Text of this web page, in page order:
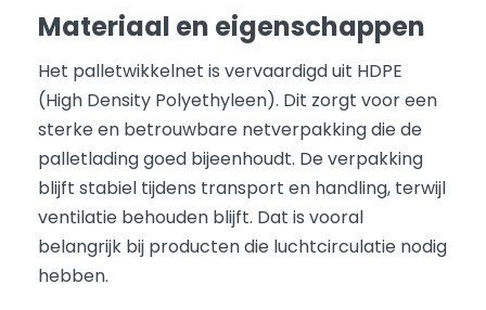
Materiaal en eigenschappen
Het palletwikkelnet is vervaardigd uit HDPE
(High Density Polyethyleen). Dit zorgt voor een
sterke en betrouwbare netverpakking die de
palletlading goed bijeenhoudt. De verpakking
blijft stabiel tijdens transport en handling, terwijl
ventilatie behouden blijft. Dat is vooral
belangrijk bij producten die luchtcirculatie nodig
hebben.